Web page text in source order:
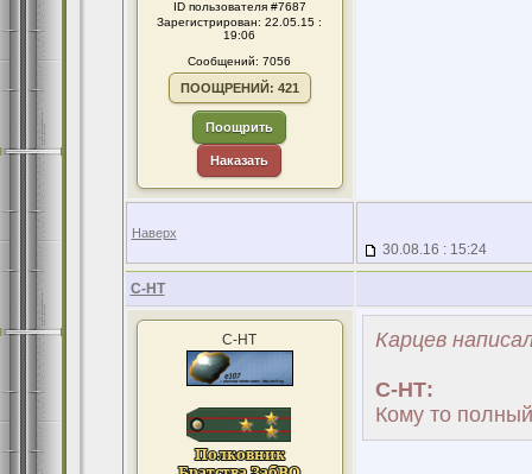
ID пользователя #7687
Зарегистрирован: 22.05.15 :
19:06
Сообщений: 7056
ПООЩРЕНИЙ: 421
Поощрить
Наказать
Наверх
30.08.16 : 15:24
С-НТ
С-НТ Карцев
С-НТ:
Кому то